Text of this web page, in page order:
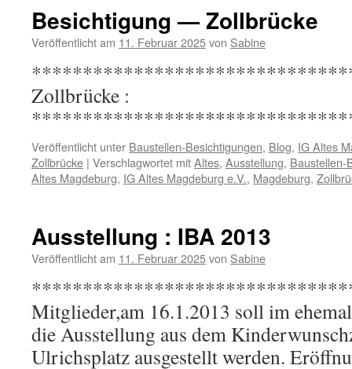
Besichtigung — Zollbrücke
Veröffentlicht am 11. Februar 2025von Sabine
*********************************
Zollbrücke :
Veröffentlicht unter Baustellen-Besichtigungen, Blog, IG Altes
Zollbrücke | Verschlagwortet mitAltes, Ausstellung, Baustellen-
Altes Magdeburg, IG Altes Magdeburg e.V., Magdeburg,
Ausstellung : IBA 2013
Veröffentlicht am 11. Februar 2025von Sabine
*********************************
Mitglieder,am 16.1.2013 soll im
die Ausstellung aus dem
Ulrichsplatz ausgestellt werden.